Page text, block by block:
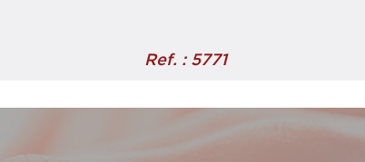
Ref. : 5771